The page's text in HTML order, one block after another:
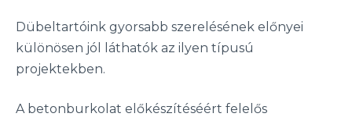
Dübeltartóink gyorsabb szerelésének előnyei
különösen jól láthatók az ilyen típusú
projektekben.
A betonburkolat előkészítéséért felelős